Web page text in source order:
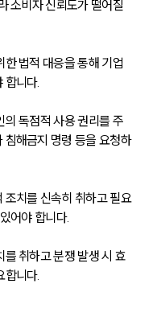
소비자 신뢰도가 떨어질
법적 대응을 통해 기업
합니다.
의 독점적 사용 권리를 주
해금지 명령 등을 요청하
조치를 신속히 취하고 필요
어야 합니다.
취하고 분쟁 발생 시 효
합니다.